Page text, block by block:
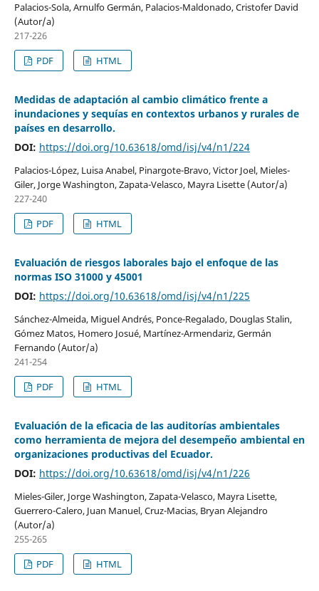
Palacios-Sola, Arnulfo Germán, Palacios-Maldonado, Cristofer David
(Autor/a)
217-226
PDF
HTML
Medidas de adaptación al cambio climático frente a
inundaciones y sequías en contextos urbanos y rurales de
países en desarrollo.
DOI: https://doi.org/10.63618/omd/isj/v4/n1/224
Palacios-López, Luisa Anabel, Pinargote-Bravo, Victor Joel, Mieles-
Giler, Jorge Washington, Zapata-Velasco, Mayra Lisette (Autor/a)
227-240
PDF
HTML
Evaluación de riesgos laborales bajo el enfoque de las
normas ISO 31000 y 45001
DOI: https://doi.org/10.63618/omd/isj/v4/n1/225
Sánchez-Almeida, Miguel Andrés, Ponce-Regalado, Douglas Stalin,
Gómez Matos, Homero Josué, Martínez-Armendariz, Germán
Fernando (Autor/a)
241-254
PDF
HTML
Evaluación de la eficacia de las auditorías ambientales
como herramienta de mejora del desempeño ambiental en
organizaciones productivas del Ecuador.
DOI: https://doi.org/10.63618/omd/isj/v4/n1/226
Mieles-Giler, Jorge Washington, Zapata-Velasco, Mayra Lisette,
Guerrero-Calero, Juan Manuel, Cruz-Macias, Bryan Alejandro
(Autor/a)
255-265
PDF
HTML